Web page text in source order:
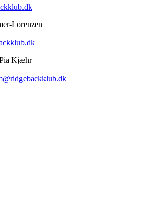
Lorenzen
Kjæhr